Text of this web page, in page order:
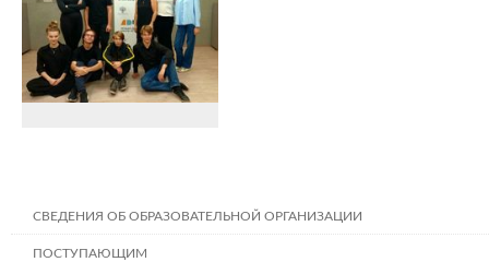
СВЕДЕНИЯ ОБ ОБРАЗОВАТЕЛЬНОЙ ОРГАНИЗАЦИИ
ПОСТУПАЮЩИМ